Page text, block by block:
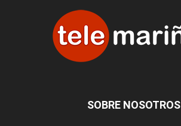
SOBRE NOSOTROS